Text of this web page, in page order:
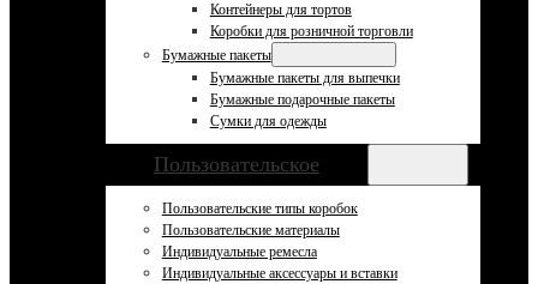
Контейнеры для тортов
Коробки для розничной торговли
Бумажные пакеты
Бумажные пакеты для выпечки
Бумажные подарочные пакеты
Сумки для одежды
Пользовательское
Пользовательские типы коробок
Пользовательские материалы
Индивидуальные ремесла
Индивидуальные аксессуары и вставки